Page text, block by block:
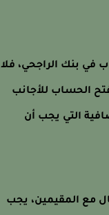
بنك الراجحي، فلا
الحساب للأجانب
التي يجب أن
مع المقيمين، يجب